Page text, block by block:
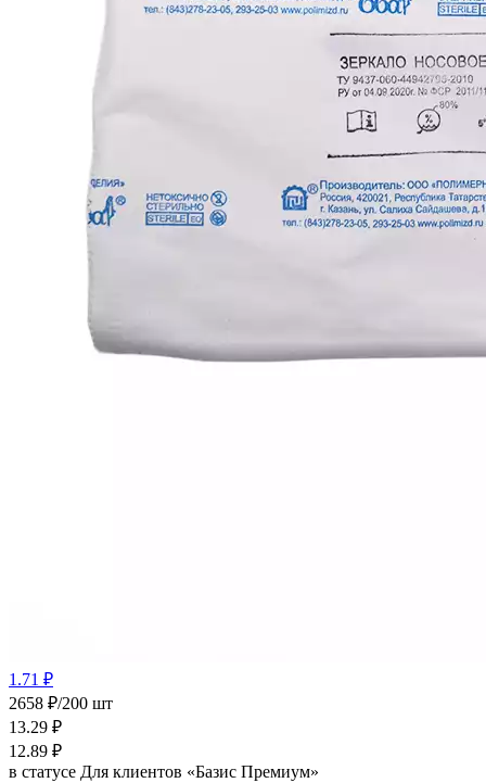
1.71 ₽
2658 ₽/200 шт
13.29 ₽
12.89 ₽
в статусе Для клиентов «Базис Премиум»